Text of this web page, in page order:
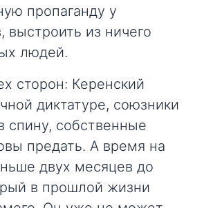
пропаганду у
выстроить из ничего
людей.
сторон: Керенский
диктатуре, союзники
спину, собственные
предать. А время на
двух месяцев до
в прошлой жизни